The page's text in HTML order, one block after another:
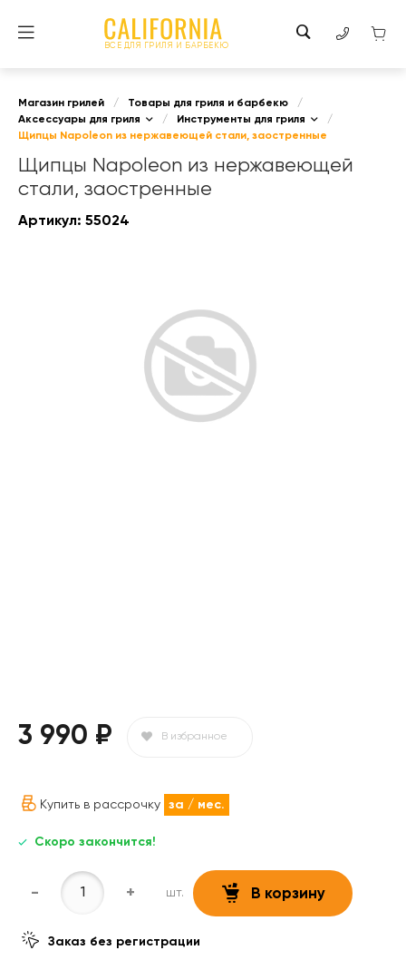
ВСЕ ДЛЯ ГРИЛЯ И БАРБЕКЮ
Магазин грилей / Товары для гриля и барбекю
/
Аксессуары для гриля
/ Инструменты для гриля
/
Щипцы Napoleon из нержавеющей стали, заостренные
Щипцы Napoleon из нержавеющей
стали, заостренные
Артикул: 55024
3 990 ₽ В избранное
Купить в рассрочку за / мес.
Скоро закончится!
- + шт. В корзину
Заказ без регистрации